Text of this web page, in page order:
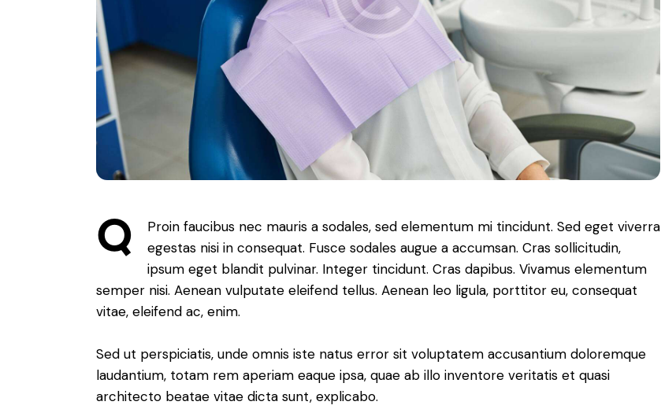
Q
Proin faucibus nec mauris a sodales, sed elementum mi tincidunt. Sed eget viverra
egestas nisi in consequat. Fusce sodales augue a accumsan. Cras sollicitudin,
ipsum eget blandit pulvinar. Integer tincidunt. Cras dapibus. Vivamus elementum
semper nisi. Aenean vulputate eleifend tellus. Aenean leo ligula, porttitor eu, consequat
vitae, eleifend ac, enim.
Sed ut perspiciatis, unde omnis iste natus error sit voluptatem accusantium doloremque
laudantium, totam rem aperiam eaque ipsa, quae ab illo inventore veritatis et quasi
architecto beatae vitae dicta sunt, explicabo.